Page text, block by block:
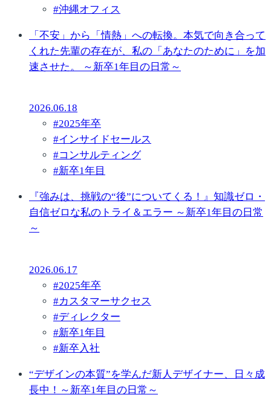
#沖縄オフィス
「不安」から「情熱」への転換。本気で向き合って
くれた先輩の存在が、私の「あなたのために」を加
速させた。 ～新卒1年目の日常～
2026.06.18
#2025年卒
#インサイドセールス
#コンサルティング
#新卒1年目
『強みは、挑戦の“後”についてくる！』知識ゼロ・
自信ゼロな私のトライ＆エラー ～新卒1年目の日常
～
2026.06.17
#2025年卒
#カスタマーサクセス
#ディレクター
#新卒1年目
#新卒入社
“デザインの本質”を学んだ新人デザイナー、日々成
長中！～新卒1年目の日常～